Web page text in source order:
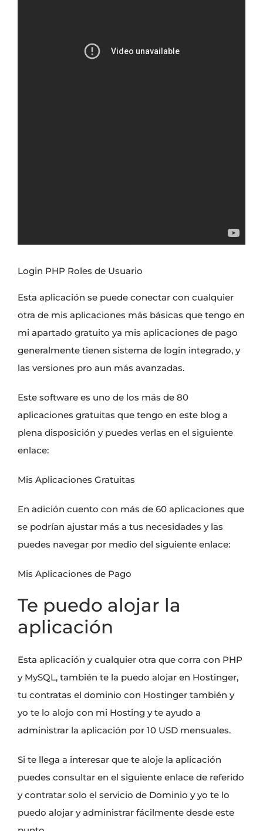
Login PHP Roles de Usuario
Esta aplicación se puede conectar con cualquier
otra de mis aplicaciones más básicas que tengo en
mi apartado gratuito ya mis aplicaciones de pago
generalmente tienen sistema de login integrado, y
las versiones pro aun más avanzadas.
Este software es uno de los más de 80
aplicaciones gratuitas que tengo en este blog a
plena disposición y puedes verlas en el siguiente
enlace:
Mis Aplicaciones Gratuitas
En adición cuento con más de 60 aplicaciones que
se podrían ajustar más a tus necesidades y las
puedes navegar por medio del siguiente enlace:
Mis Aplicaciones de Pago
Te puedo alojar la
aplicación
Esta aplicación y cualquier otra que corra con PHP
y MySQL, también te la puedo alojar en Hostinger,
tu contratas el dominio con Hostinger también y
yo te lo alojo con mi Hosting y te ayudo a
administrar la aplicación por 10 USD mensuales.
Si te llega a interesar que te aloje la aplicación
puedes consultar en el siguiente enlace de referido
y contratar solo el servicio de Dominio y yo te lo
puedo alojar y administrar fácilmente desde este